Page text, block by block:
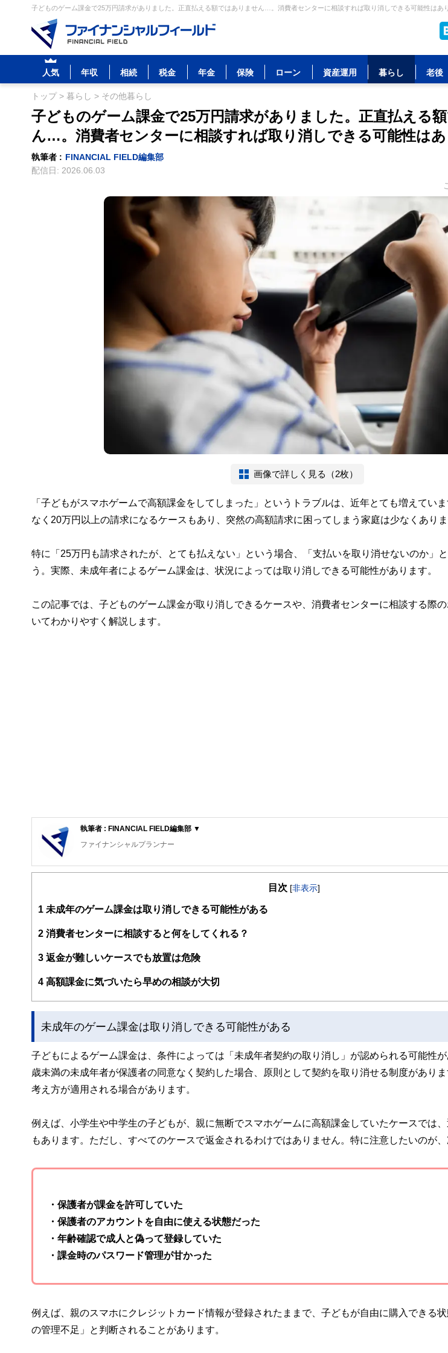
子どものゲーム課金で25万円請求がありました。正直払える額ではありません…。消費者センターに相談すれば取り消しできる可能性はあ
人気 年収 相続 税金 年金 保険 ローン 資産運用 暮らし 老後
トップ> 暮らし > その他暮らし
子どものゲーム課金で25万円請求がありました。正直払える
ん…。消費者センターに相談すれば取り消しできる可能性はあ
執筆者 : FINANCIAL FIELD編集部
配信日: 2026.06.03
画像で詳しく見る（2枚）
「子どもがスマホゲームで高額課金をしてしまった」というトラブルは、近年とても増えてい
なく20万円以上の請求になるケースもあり、突然の高額請求に困ってしまう家庭は少なくありま
特に「25万円も請求されたが、とても払えない」という場合、「支払いを取り消せないのか」
う。実際、未成年者によるゲーム課金は、状況によっては取り消しできる可能性があります。
この記事では、子どものゲーム課金が取り消しできるケースや、消費者センターに相談する際
いてわかりやすく解説します。
執筆者 : FINANCIAL FIELD編集部 ▼
ファイナンシャルプランナー
FinancialField編集部は、金融、経済に関する記事を、日々の暮らしにどのような影響を与えるかという視点で
案から記事掲載まですべての工程に関わることで、読者目線のコンテンツを追求しています。
FinancialFieldの特徴は、ファイナンシャルプランナー、弁護士、税理士、宅地建物取引士、相続診断士、住宅ロ
ー、公認会計士、社会保険労務士、行政書士、投資アナリスト、キャリアコンサルタントなど150名以上の有資
と、読み応えのあるコンテンツと確かな情報発信を実現しています。
私たちは、快適でより良い生活のアイデアを提供するお金のコンシェルジュを目指します。
目次 [非表示]
1 未成年のゲーム課金は取り消しできる可能性がある
2 消費者センターに相談すると何をしてくれる？
3 返金が難しいケースでも放置は危険
4 高額課金に気づいたら早めの相談が大切
未成年のゲーム課金は取り消しできる可能性がある
子どもによるゲーム課金は、条件によっては「未成年者契約の取り消し」が認められる可能性
歳未満の未成年者が保護者の同意なく契約した場合、原則として契約を取り消せる制度があり
考え方が適用される場合があります。
例えば、小学生や中学生の子どもが、親に無断でスマホゲームに高額課金していたケースでは
もあります。ただし、すべてのケースで返金されるわけではありません。特に注意したいのが、
・保護者が課金を許可していた
・保護者のアカウントを自由に使える状態だった
・年齢確認で成人と偽って登録していた
・課金時のパスワード管理が甘かった
例えば、親のスマホにクレジットカード情報が登録されたままで、子どもが自由に購入できる
の管理不足」と判断されることがあります。